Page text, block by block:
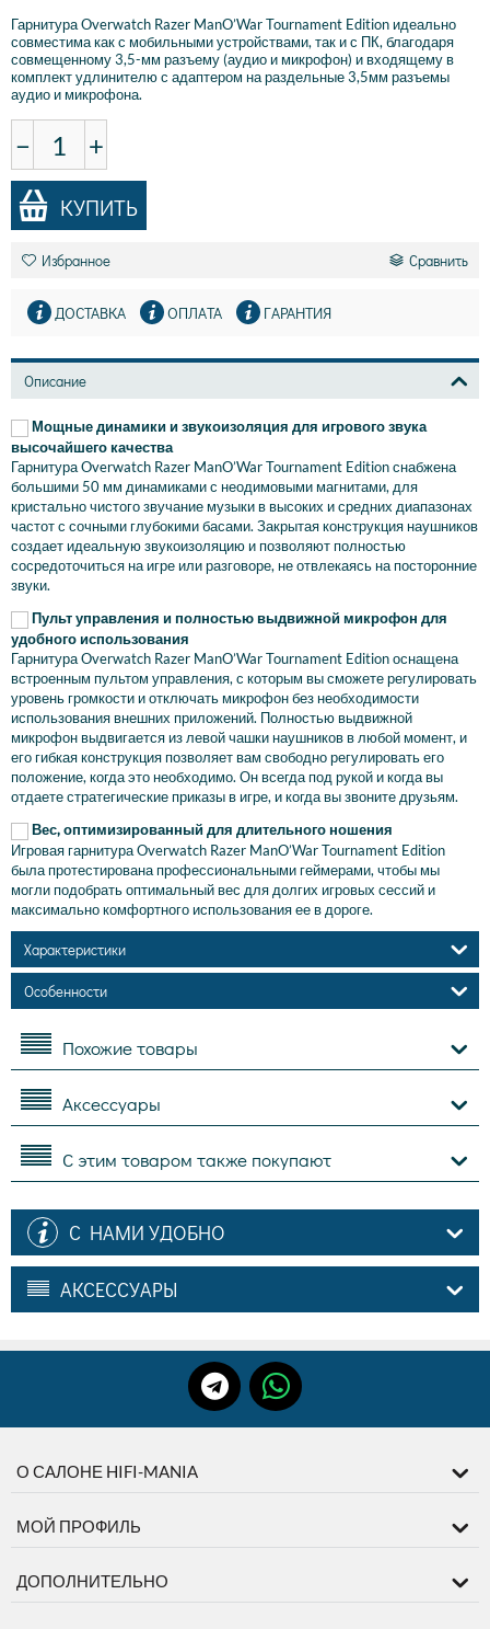
ГарнитураOverwatch Razer ManO’War Tournament Editionидеально
совместима как с мобильными устройствами, так и с ПК, благодаря
совмещенному 3,5-мм разъему (аудио и микрофон) и входящему в
комплект удлинителю с адаптером на раздельные 3,5мм разъемы
аудио и микрофона.
− +
КУПИТЬ
Избранное Сравнить
ДОСТАВКА ОПЛАТА ГАРАНТИЯ
Описание
Мощные динамики и звукоизоляция для игрового звука
высочайшего качества
Гарнитура Overwatch Razer ManO’War Tournament Edition снабжена
большими 50 мм динамиками с неодимовыми магнитами, для
кристально чистого звучание музыки в высоких и средних диапазонах
частот с сочными глубокими басами. Закрытая конструкция наушников
создает идеальную звукоизоляцию и позволяют полностью
сосредоточиться на игре или разговоре, не отвлекаясь на посторонние
звуки.
Пульт управления и полностью выдвижной микрофон для
удобного использования
Гарнитура Overwatch Razer ManO’War Tournament Edition оснащена
встроенным пультом управления, с которым вы сможете регулировать
уровень громкости и отключать микрофон без необходимости
использования внешних приложений. Полностью выдвижной
микрофон выдвигается из левой чашки наушников в любой момент, и
его гибкая конструкция позволяет вам свободно регулировать его
положение, когда это необходимо. Он всегда под рукой и когда вы
отдаете стратегические приказы в игре, и когда вы звоните друзьям.
Вес, оптимизированный для длительного ношения
Игровая гарнитура Overwatch Razer ManO’War Tournament Edition
была протестирована профессиональными геймерами, чтобы мы
могли подобрать оптимальный вес для долгих игровых сессий и
максимально комфортного использования ее в дороге.
Характеристики
Особенности
Похожие товары
Аксессуары
С этим товаром также покупают
С НАМИ УДОБНО
АКСЕССУАРЫ
О САЛОНЕ HIFI-MANIA
МОЙ ПРОФИЛЬ
ДОПОЛНИТЕЛЬНО